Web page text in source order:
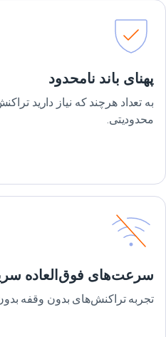
پهنای باند نامحدود
به تعداد هرچند که نیاز دارید
محدودیتی.
سرعت‌های فوق‌العاده
تجربه تراکنش‌های بدون وقفه بدون